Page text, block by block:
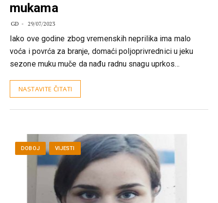
mukama
GD 29/07/2023
Iako ove godine zbog vremenskih neprilika ima malo
voća i povrća za branje, domaći poljoprivrednici u jeku
sezone muku muče da nađu radnu snagu uprkos…
NASTAVITE ČITATI
DOBOJ VIJESTI